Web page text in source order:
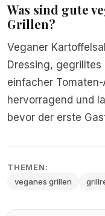
Was sind gute
Grillen?
Veganer
Dressing, gegrilltes
einfacher
hervorragend und
bevor der erste
THEMEN:
veganes grillen